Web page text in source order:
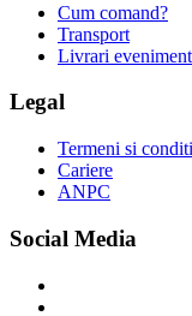
Cum comand?
Transport
Livrari
Legal
Termeni si
Cariere
ANPC
Social Media